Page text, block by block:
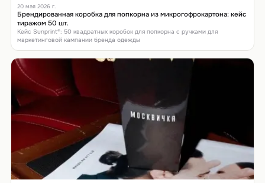
20 мая 2026 г.
Брендированная коробка для попкорна из микрогофрокартона: кейс
тиражом 50 шт.
Кейс Sunprint®: 50 квадратных коробок для попкорна с ручками для
маркетинговой кампании бренда одежды